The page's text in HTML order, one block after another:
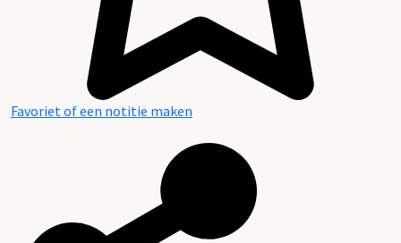
Favoriet of een notitie maken